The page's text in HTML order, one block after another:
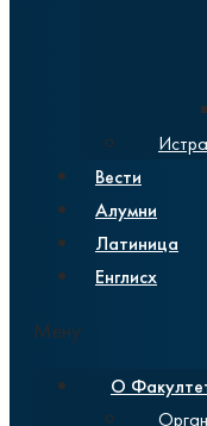
Вести
Алумни
Латиница
Енглисх
Мену
О